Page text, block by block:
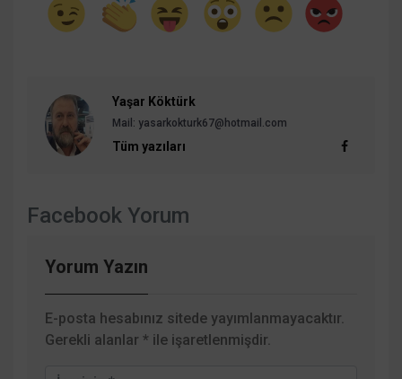
Yaşar Köktürk
Mail: yasarkokturk67@hotmail.com
Tüm yazıları
Facebook Yorum
Yorum Yazın
E-posta hesabınız sitede yayımlanmayacaktır.
Gerekli alanlar * ile işaretlenmişdir.